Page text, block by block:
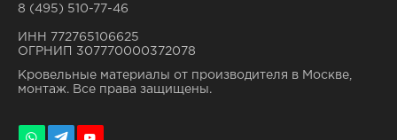
8 (495) 510-77-46
ИНН 772765106625
ОГРНИП 307770000372078
Кровельные материалы от производителя в Москве,
монтаж. Все права защищены.